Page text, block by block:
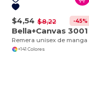
$4,54 $8,22 -45%
Bella+Canvas 3001
+141 Colores